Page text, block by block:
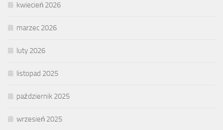
kwiecień 2026
marzec 2026
luty 2026
listopad 2025
październik 2025
wrzesień 2025